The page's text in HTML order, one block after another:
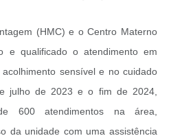
(HMC) e o Centro Materno
e qualificado o atendimento em
sensível e no cuidado
julho de 2023 e o fim de 2024,
600 atendimentos na área,
da unidade com uma assistência